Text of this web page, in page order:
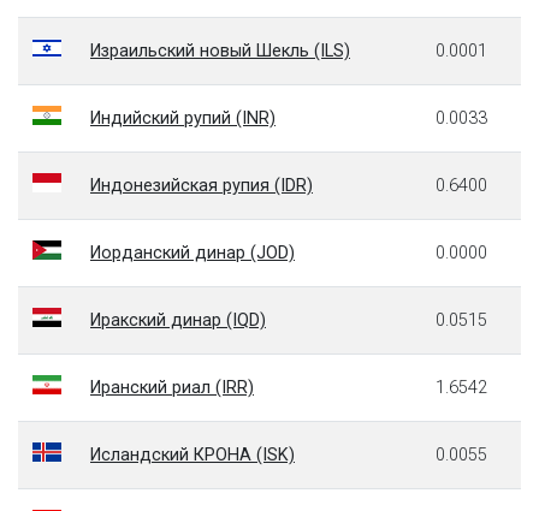
Израильский новый Шекль (ILS) 0.0001
Индийский рупий (INR) 0.0033
Индонезийская рупия (IDR) 0.6400
Иорданский динар (JOD) 0.0000
Иракский динар (IQD) 0.0515
Иранский риал (IRR) 1.6542
Исландский КРОНА (ISK) 0.0055